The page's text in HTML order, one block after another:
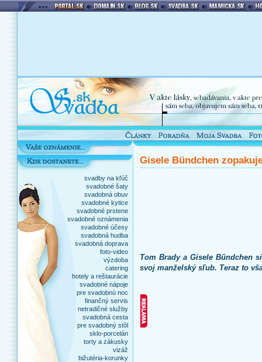
svadby na kľúč
svadobné šaty
svadobná obuv
svadobné kytice
svadobné prstene
svadobné oznámenia
svadobné účesy
svadobná hudba
svadobná doprava
foto-video
výzdoba
catering
hotely a reštaurácie
svadobné nápoje
pre svadobnú noc
finančný servis
netradičné služby
svadobná cesta
pre svadobný stôl
sklo-porcelán
torty a zákusky
vizáž
bižutéria-korunky
Gisele Bündchen
Tom Brady a Gisele Bündchen
svoj manželský sľub. Teraz to